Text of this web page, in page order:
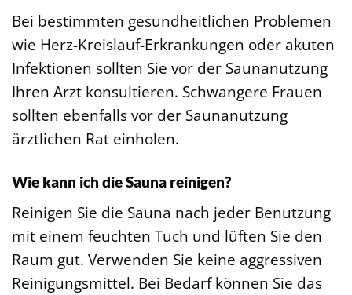
Bei bestimmten gesundheitlichen Problemen
wie Herz-Kreislauf-Erkrankungen oder akuten
Infektionen sollten Sie vor der Saunanutzung
Ihren Arzt konsultieren. Schwangere Frauen
sollten ebenfalls vor der Saunanutzung
ärztlichen Rat einholen.
Wie kann ich die Sauna reinigen?
Reinigen Sie die Sauna nach jeder Benutzung
mit einem feuchten Tuch und lüften Sie den
Raum gut. Verwenden Sie keine aggressiven
Reinigungsmittel. Bei Bedarf können Sie das